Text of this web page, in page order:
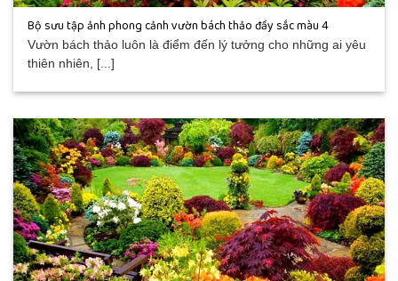
Bộ sưu tập ảnh phong cảnh vườn bách thảo đầy sắc màu 4
Vườn bách thảo luôn là điểm đến lý tưởng cho những ai yêu
thiên nhiên, [...]